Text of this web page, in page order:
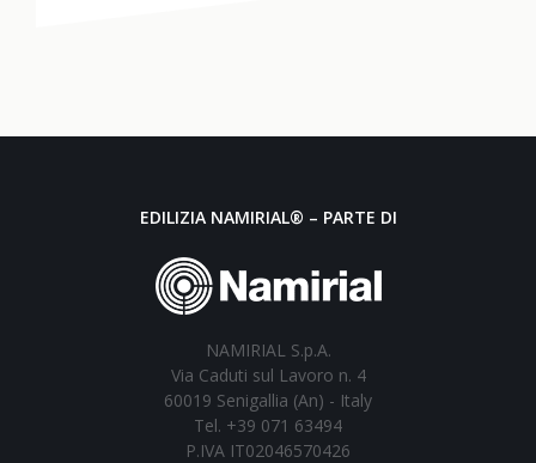
EDILIZIA NAMIRIAL® – PARTE DI
NAMIRIAL S.p.A.
Via Caduti sul Lavoro n. 4
60019 Senigallia (An) - Italy
Tel. +39 071 63494
P.IVA IT02046570426